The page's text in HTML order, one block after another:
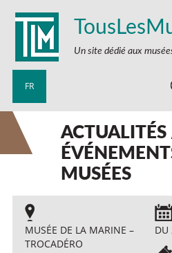
Un site dédié aux
FR
ACTUALITÉS
MUSÉES
MUSÉE DE LA MARINE –
TROCADÉRO
DU